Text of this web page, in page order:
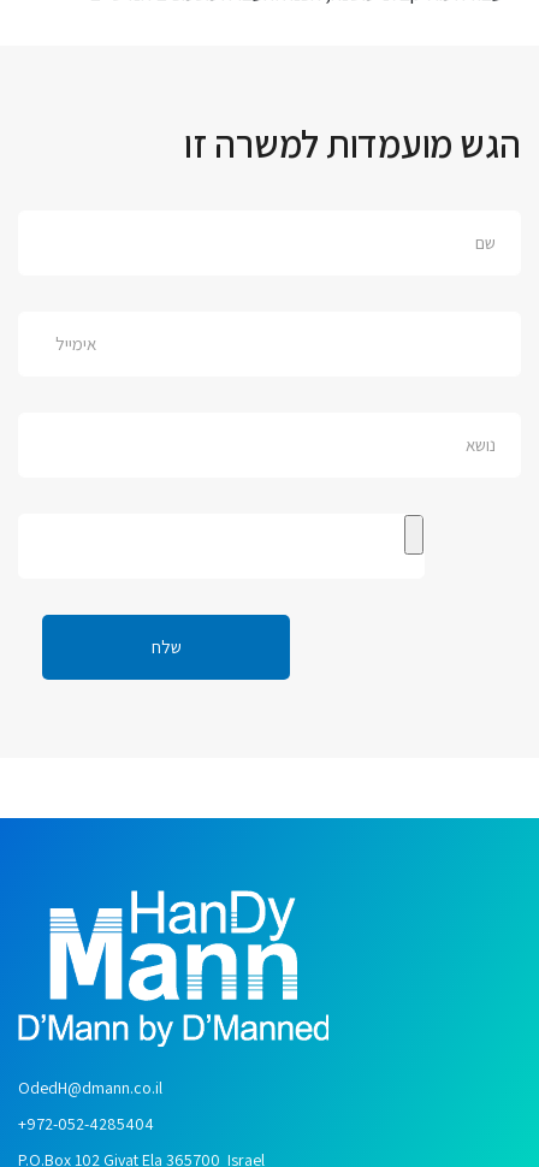
הגש מועמדות למשרה זו
OdedH@dmann.co.il
+972-052-4285404
P.O.Box 102 Givat Ela 365700 Israel